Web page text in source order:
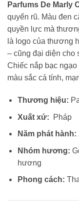
Parfums De Marly
quyến rũ. Màu đen
quyền lực mà
là logo của thương
– cũng đại diện cho
Chiếc nắp bạc
màu sắc cá tính,
Thương hiệu:
Xuất xứ: Pháp
Năm phát hành:
Nhóm hương:
hương
Phong cách: